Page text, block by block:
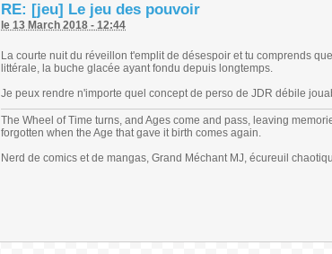
RE: [jeu] Le jeu des pouvoir
le 13 March 2018 - 12:44
La courte nuit du réveillon t'emplit de désespoir et tu comprends
littérale, la buche glacée ayant fondu depuis longtemps.
Je peux rendre n'importe quel concept de perso de JDR débile
The Wheel of Time turns, and Ages come and pass, leaving
forgotten when the Age that gave it birth comes again.
Nerd de comics et de mangas, Grand Méchant MJ, écureuil